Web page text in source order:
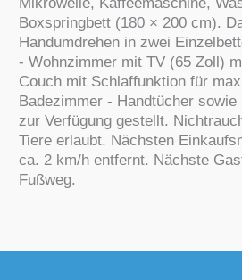
Mikrowelle, Kaffeemaschine,
Boxspringbett (180 × 200 cm).
Handumdrehen in zwei
- Wohnzimmer mit TV (65 Zoll)
Couch mit Schlaffunktion für
Badezimmer - Handtücher
zur Verfügung gestellt.
Tiere erlaubt. Nächsten
ca. 2 km/h entfernt. Nächste
Fußweg.